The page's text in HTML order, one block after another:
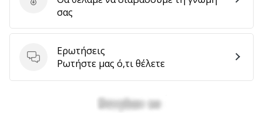
όλων
άρθρων
Στείλτε κριτική για το προϊόν
σας
Ερωτήσεις
Ερωτήσεις
Ρωτήστε μας ό,τι θέλετε